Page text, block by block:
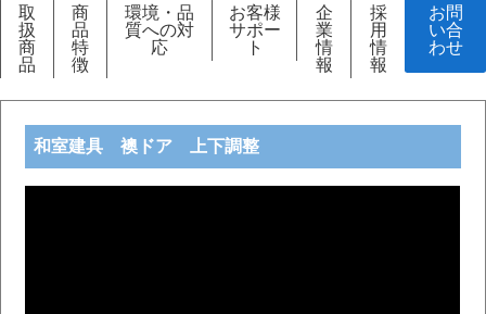
取
扱
商
品
商
品
特
徴
環境・品
質への対
応
お客様
サポー
ト
企
業
情
報
採
用
情
報
お問
い合
わせ
和室建具 襖ドア 上下調整